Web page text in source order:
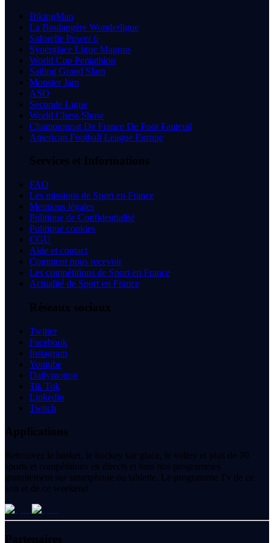
BikingMan
La Boulangère Wonderligue
Saforelle Power 6
Synerglace Ligue Magnus
World Cup Pentathlon
Sailing Grand Slam
Monster Jam
ASO
Seconde Ligue
World Chess Show
Championnat De France De Foot Fauteuil
American Football League Europe
Services et Informations
FAQ
Les missions de Sport en France
Mentions légales
Politique de Confidentialité
Politique cookies
CGU
Aide et contact
Comment nous recevoir
Les compétitions de Sport en France
Actualité de Sport en France
Réseaux sociaux
Twitter
Facebook
Instagram
Youtube
Dailymotion
Tik Tok
Linkedin
Twitch
Applications
Retrouvez le basket, le hockey sur glace, le volley et plus de 70
sports et compétitions en directs et tous nos programmes
gratuitement sur smartphone ou tablette. Le programme Tv de ce
soir et de ce weekend.
Partenaires